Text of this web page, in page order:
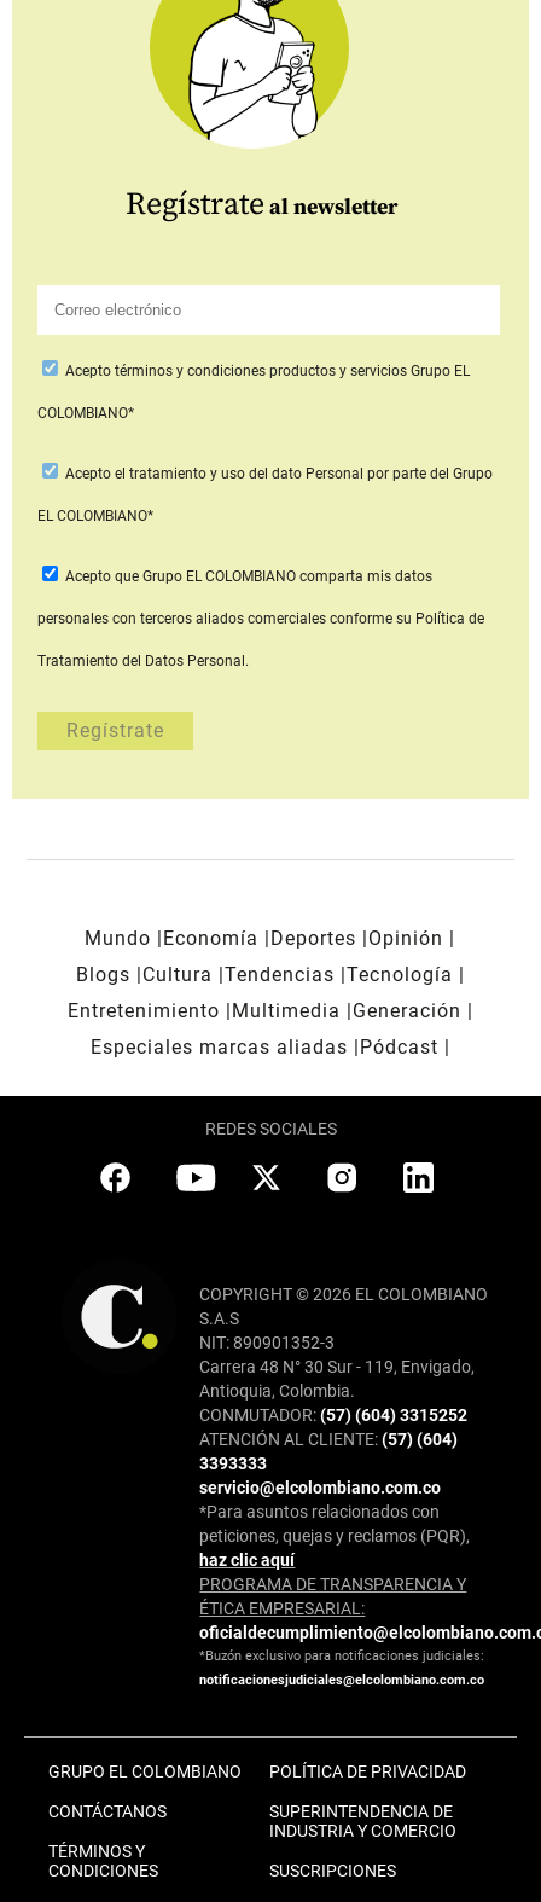
Regístrate al newsletter
Aceptotérminos y condiciones productos y serviciosGrupo EL
COLOMBIANO*
Acepto el tratamiento y uso del dato Personal por parte del Grupo
EL COLOMBIANO*
Acepto que Grupo EL COLOMBIANOcomparta mis datos
personales con terceros aliados comerciales conforme su Política de
Tratamiento del Datos Personal.
Mundo Economía Deportes
Opinión
Blogs
Cultura Tendencias Tecnología
Entretenimiento
Multimedia
Generación
Especiales marcas aliadas
Pódcast
REDES SOCIALES
COPYRIGHT © 2026 EL COLOMBIANO
S.A.S
NIT: 890901352-3
Carrera 48 N° 30 Sur - 119, Envigado,
Antioquia, Colombia.
CONMUTADOR:(57) (604) 3315252
ATENCIÓN AL CLIENTE:(57) (604)
3393333
servicio@elcolombiano.com.co
*Para asuntos relacionados con
peticiones, quejas y reclamos (PQR),
haz clic aquí
PROGRAMA DE TRANSPARENCIA Y
ÉTICA EMPRESARIAL:
*Buzón exclusivo para notificaciones judiciales:
notificacionesjudiciales@elcolombiano.com.co
GRUPO EL COLOMBIANO
CONTÁCTANOS
TÉRMINOS Y
CONDICIONES
POLÍTICA DE PRIVACIDAD
SUPERINTENDENCIA DE
INDUSTRIA Y COMERCIO
SUSCRIPCIONES